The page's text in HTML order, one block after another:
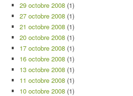
29 octobre 2008 (1)
27 octobre 2008 (1)
21 octobre 2008 (1)
20 octobre 2008 (1)
17 octobre 2008 (1)
16 octobre 2008 (1)
13 octobre 2008 (1)
11 octobre 2008 (1)
10 octobre 2008 (1)